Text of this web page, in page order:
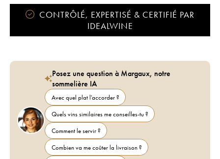
CONTRÔLÉ, EXPERTISÉ & CERTIFIÉ PAR
IDEALWINE
Posez une question à Margaux, notre
sommelière IA
Avec quel plat l'accorder ?
Quels vins similaires me conseilles-tu ?
Comment le servir ?
Combien va me coûter la livraison ?